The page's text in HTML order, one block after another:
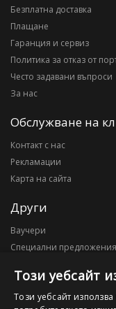
Безплатна доставка
Плащане
Гаранция и сервиз
Политика за отказ от
Често задавани въпроси
За нас
Обслужване на
Контакт с нас
Рекламации
Карта на сайта
Други
Ваучери
Специални предложения
Моят профил
Този уебсайт
Този уебсайт